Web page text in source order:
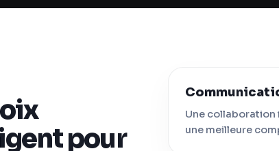
pour
Une collaboration
une meilleure